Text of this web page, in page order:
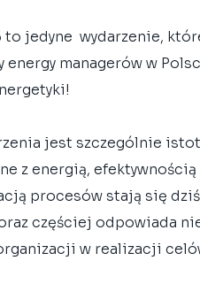
to jedyne  wydarzenie,
energy managerów w
jest szczególnie
z energią,
procesów stają się
częściej odpowiada
w realizacji